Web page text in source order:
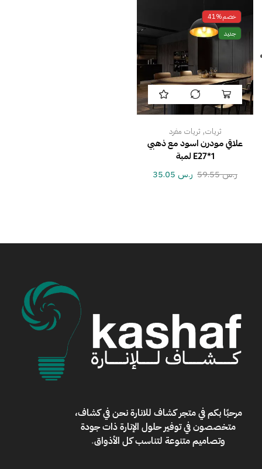
خصم41%
جديد
ثريات, ثريات مفرد
علاقي مودرن اسود مع ذهبي
E27*1 لمبة
ر.س59.55 ر.س
مرحبًا بكم فيمتجر كشاف للانارةنحن في كشاف،
متخصصون في توفير حلول الإنارة ذات جودة
وتصاميم متنوعة لتناسب كل الأذواق.